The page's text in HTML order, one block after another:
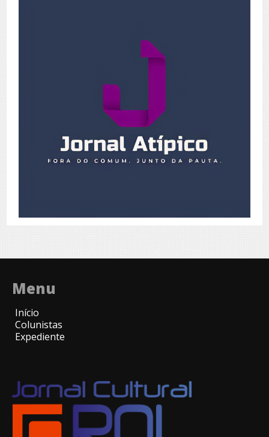
Menu
Início
Colunistas
Expediente